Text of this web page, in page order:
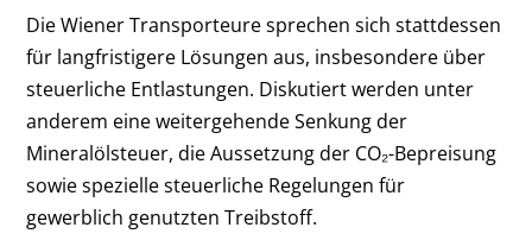
Die Wiener Transporteure sprechen sich stattdessen
für langfristigere Lösungen aus, insbesondere über
steuerliche Entlastungen. Diskutiert werden unter
anderem eine weitergehende Senkung der
Mineralölsteuer, die Aussetzung der CO₂-Bepreisung
sowie spezielle steuerliche Regelungen für
gewerblich genutzten Treibstoff.